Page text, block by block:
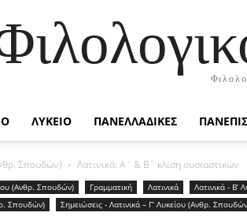
ΛΥΚΕΙΟ ΠΑΝΕΛΛΑΔΙΚΕΣ
Σπουδών) Λατινικά: Α´ & Β´ κλίση ουσιαστικών
(Ανθρ. Σπουδών) Γραμματική Λατινικά Λατινικά - Β’
Σπουδών)
Σημειώσεις - Λατινικά – Γ’ Λυκείου (Ανθρ.